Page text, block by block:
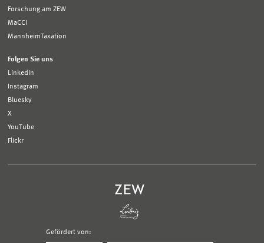
Forschung am ZEW
MaCCI
MannheimTaxation
Folgen Sie uns
LinkedIn
Instagram
Bluesky
X
YouTube
Flickr
Gefördert von: